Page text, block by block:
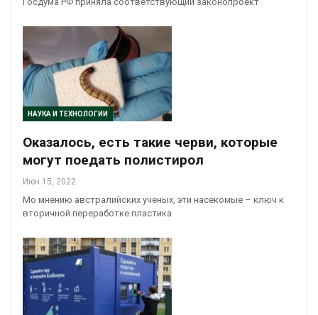
НАУКА И ТЕХНОЛОГИИ
Оказалось, есть такие черви, которые
могут поедать полистирол
Июн 15, 2022
Мо мнению австралийских ученых, эти насекомые – ключ к
вторичной переработке пластика